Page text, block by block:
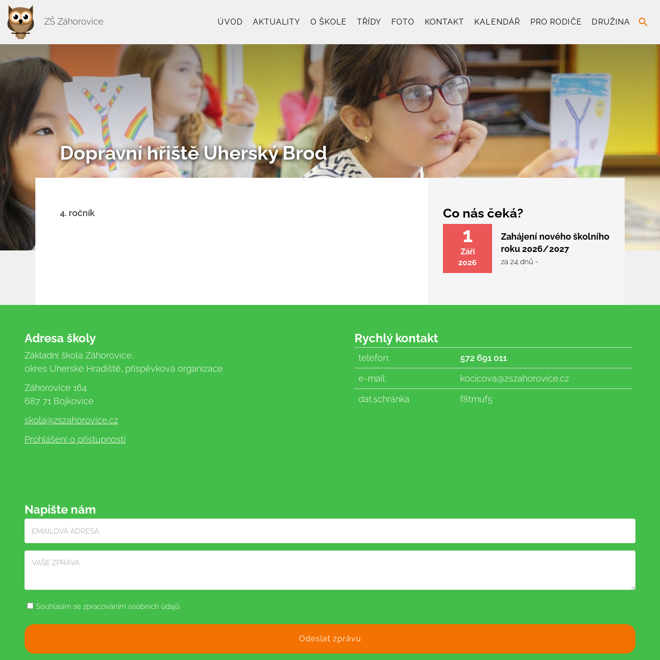
ZŠ Záhorovice ÚVOD AKTUALITY O ŠKOLE TŘÍDY FOTO KONTAKT KALENDÁŘ PRO RODIČE DRUŽINA search
Dopravní hřiště Uherský Brod
4. ročník Co nás čeká?
1
Září
2026
Zahájení nového školního
roku 2026/2027
za 24 dnů -
Adresa školy
Základní škola Záhorovice,
okres Uherské Hradiště, příspěvková organizace
Záhorovice 164
687 71 Bojkovice
skola@zszahorovice.cz
Prohlášení o přístupnosti
Rychlý kontakt
telefon:
572 691 011
e-mail:
kocicova@zszahorovice.cz
dat.schránka
f8tmuf5
Napište nám
Souhlasím se zpracováním osobních údajů